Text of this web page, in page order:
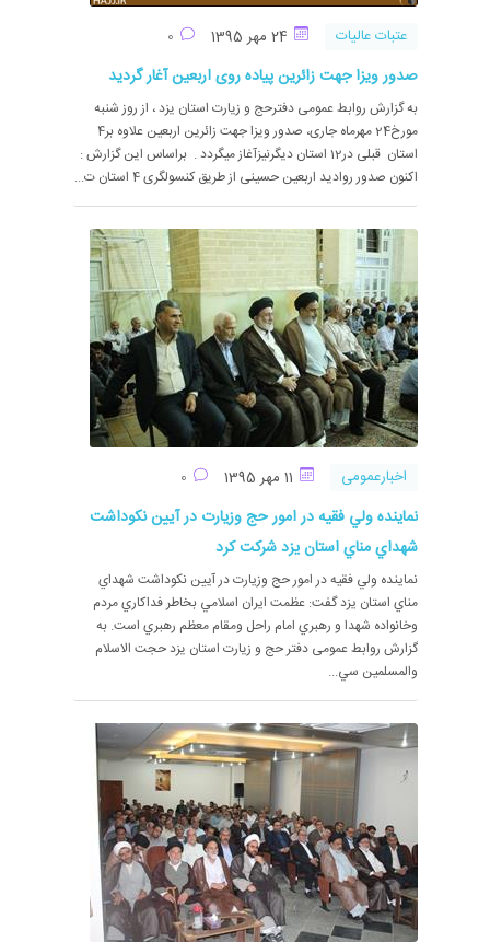
عتبات عالیات
صدور ویزا جهت زائرین پیاده روی اربعین آغار گردید
به گزارش روابط عمومی دفترحج و زیارت استان یزد ، از روز شنبه
مورخ24 مهرماه جاری، صدور ویزا جهت زائرین اربعین علاوه بر4
استان قبلی در12 استان دیگرنیزآغاز میگردد . براساس این گزارش :
اکنون صدور روادید اربعین حسینی از طریق کنسولگری 4 استان ت...
اخبارعمومی
نماينده ولي فقيه در امور حج وزيارت در آيين نكوداشت
شهداي مناي استان يزد شرکت کرد
نماينده ولي فقيه در امور حج وزيارت در آيين نكوداشت شهداي
مناي استان يزد گفت: عظمت ايران اسلامي بخاطر فداكاري مردم
وخانواده شهدا و رهبري امام راحل ومقام معظم رهبري است. به
گزارش روابط عمومی دفتر حج و زیارت استان یزد حجت الاسلام
والمسلمين سي...